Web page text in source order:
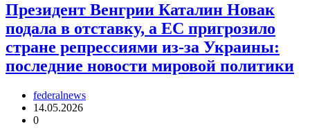
Президент Венгрии Каталин Новак
подала в отставку, а ЕС пригрозило
стране репрессиями из-за Украины:
последние новости мировой политики
federalnews
14.05.2026
0